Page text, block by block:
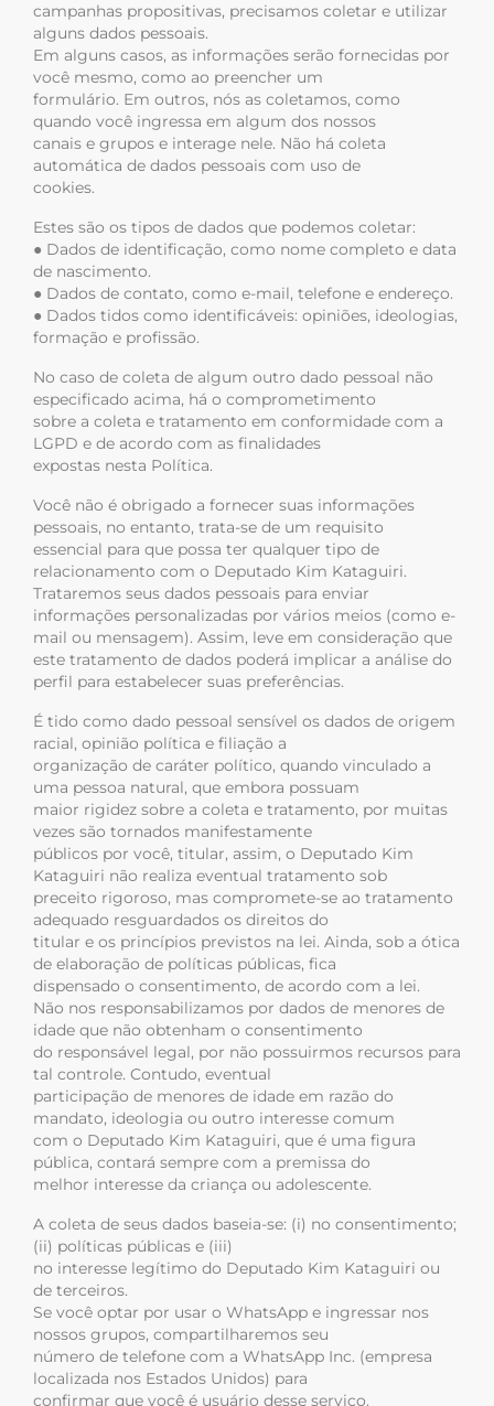
campanhas propositivas, precisamos coletar e utilizar
alguns dados pessoais.
Em alguns casos, as informações serão fornecidas por
você mesmo, como ao preencher um
formulário. Em outros, nós as coletamos, como
quando você ingressa em algum dos nossos
canais e grupos e interage nele. Não há coleta
automática de dados pessoais com uso de
cookies.
Estes são os tipos de dados que podemos coletar:
● Dados de identificação, como nome completo e data
de nascimento.
● Dados de contato, como e-mail, telefone e endereço.
● Dados tidos como identificáveis: opiniões, ideologias,
formação e profissão.
No caso de coleta de algum outro dado pessoal não
especificado acima, há o comprometimento
sobre a coleta e tratamento em conformidade com a
LGPD e de acordo com as finalidades
expostas nesta Política.
Você não é obrigado a fornecer suas informações
pessoais, no entanto, trata-se de um requisito
essencial para que possa ter qualquer tipo de
relacionamento com o Deputado Kim Kataguiri.
Trataremos seus dados pessoais para enviar
informações personalizadas por vários meios (como e-
mail ou mensagem). Assim, leve em consideração que
este tratamento de dados poderá implicar a análise do
perfil para estabelecer suas preferências.
É tido como dado pessoal sensível os dados de origem
racial, opinião política e filiação a
organização de caráter político, quando vinculado a
uma pessoa natural, que embora possuam
maior rigidez sobre a coleta e tratamento, por muitas
vezes são tornados manifestamente
públicos por você, titular, assim, o Deputado Kim
Kataguiri não realiza eventual tratamento sob
preceito rigoroso, mas compromete-se ao tratamento
adequado resguardados os direitos do
titular e os princípios previstos na lei. Ainda, sob a ótica
de elaboração de políticas públicas, fica
dispensado o consentimento, de acordo com a lei.
Não nos responsabilizamos por dados de menores de
idade que não obtenham o consentimento
do responsável legal, por não possuirmos recursos para
tal controle. Contudo, eventual
participação de menores de idade em razão do
mandato, ideologia ou outro interesse comum
com o Deputado Kim Kataguiri, que é uma figura
pública, contará sempre com a premissa do
melhor interesse da criança ou adolescente.
A coleta de seus dados baseia-se: (i) no consentimento;
(ii) políticas públicas e (iii)
no interesse legítimo do Deputado Kim Kataguiri ou
de terceiros.
Se você optar por usar o WhatsApp e ingressar nos
nossos grupos, compartilharemos seu
número de telefone com a WhatsApp Inc. (empresa
localizada nos Estados Unidos) para
confirmar que você é usuário desse serviço.